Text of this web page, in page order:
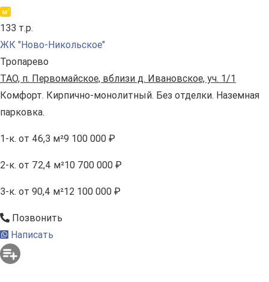
133 т.р.
ЖК "Ново-Никольское"
Тропарево
ТАО, п. Первомайское, вблизи д. Ивановское, уч. 1/1
Комфорт. Кирпично-монолитный. Без отделки. Наземная
парковка.
1-к. от 46,3 м²9 100 000 ₽
2-к. от 72,4 м²10 700 000 ₽
3-к. от 90,4 м²12 100 000 ₽
Позвонить
Написать